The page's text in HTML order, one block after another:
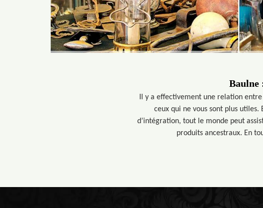
Baulne
Il y a effectivement une relation
ceux qui ne vous sont plus utiles.
d’intégration, tout le monde peut
produits ancestraux. En